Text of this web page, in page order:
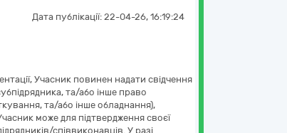
Дата публікації: 22-04-26, 16:19:24
Учасник повинен надати свідчення
та/або інше право
та/або інше обладнання),
може для підтвердження своєї
співвиконавців. У разі